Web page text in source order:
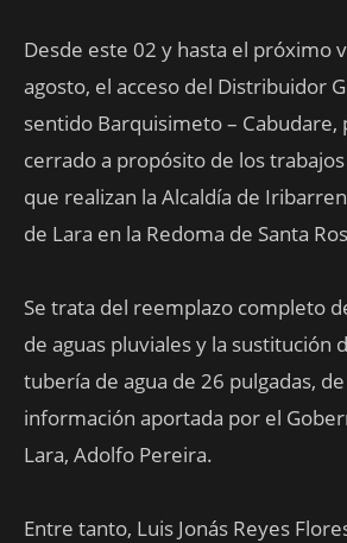
Desde este 02 y hasta el próximo
agosto, el acceso del Distribuidor
sentido Barquisimeto – Cabudare,
cerrado a propósito de los
que realizan la Alcaldía de
de Lara en la Redoma de Santa
Se trata del reemplazo completo
de aguas pluviales y la sustitución
tubería de agua de 26 pulgadas,
información aportada por el
Lara, Adolfo Pereira.
Entre tanto, Luis Jonás Reyes